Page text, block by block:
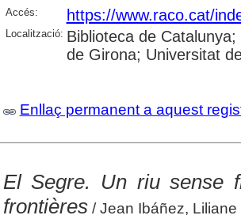
Accés: https://www.raco.cat/
Localització: Biblioteca de
de Girona; Universitat
Enllaç permanent a aquest
El Segre. Un riu sense
frontières/ Jean Ibáñez, Liliane